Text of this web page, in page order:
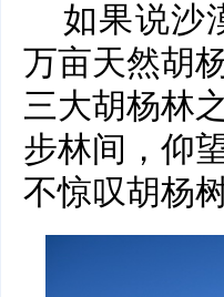
如果说沙
万亩天然胡
三大胡杨林
步林间，仰
不惊叹胡杨